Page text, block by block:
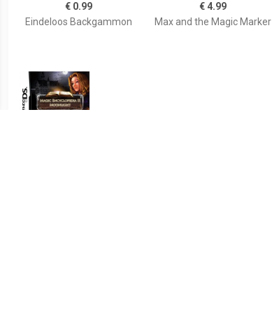
€ 0.99
Eindeloos Backgammon
€ 4.99
Max and the Magic Marker